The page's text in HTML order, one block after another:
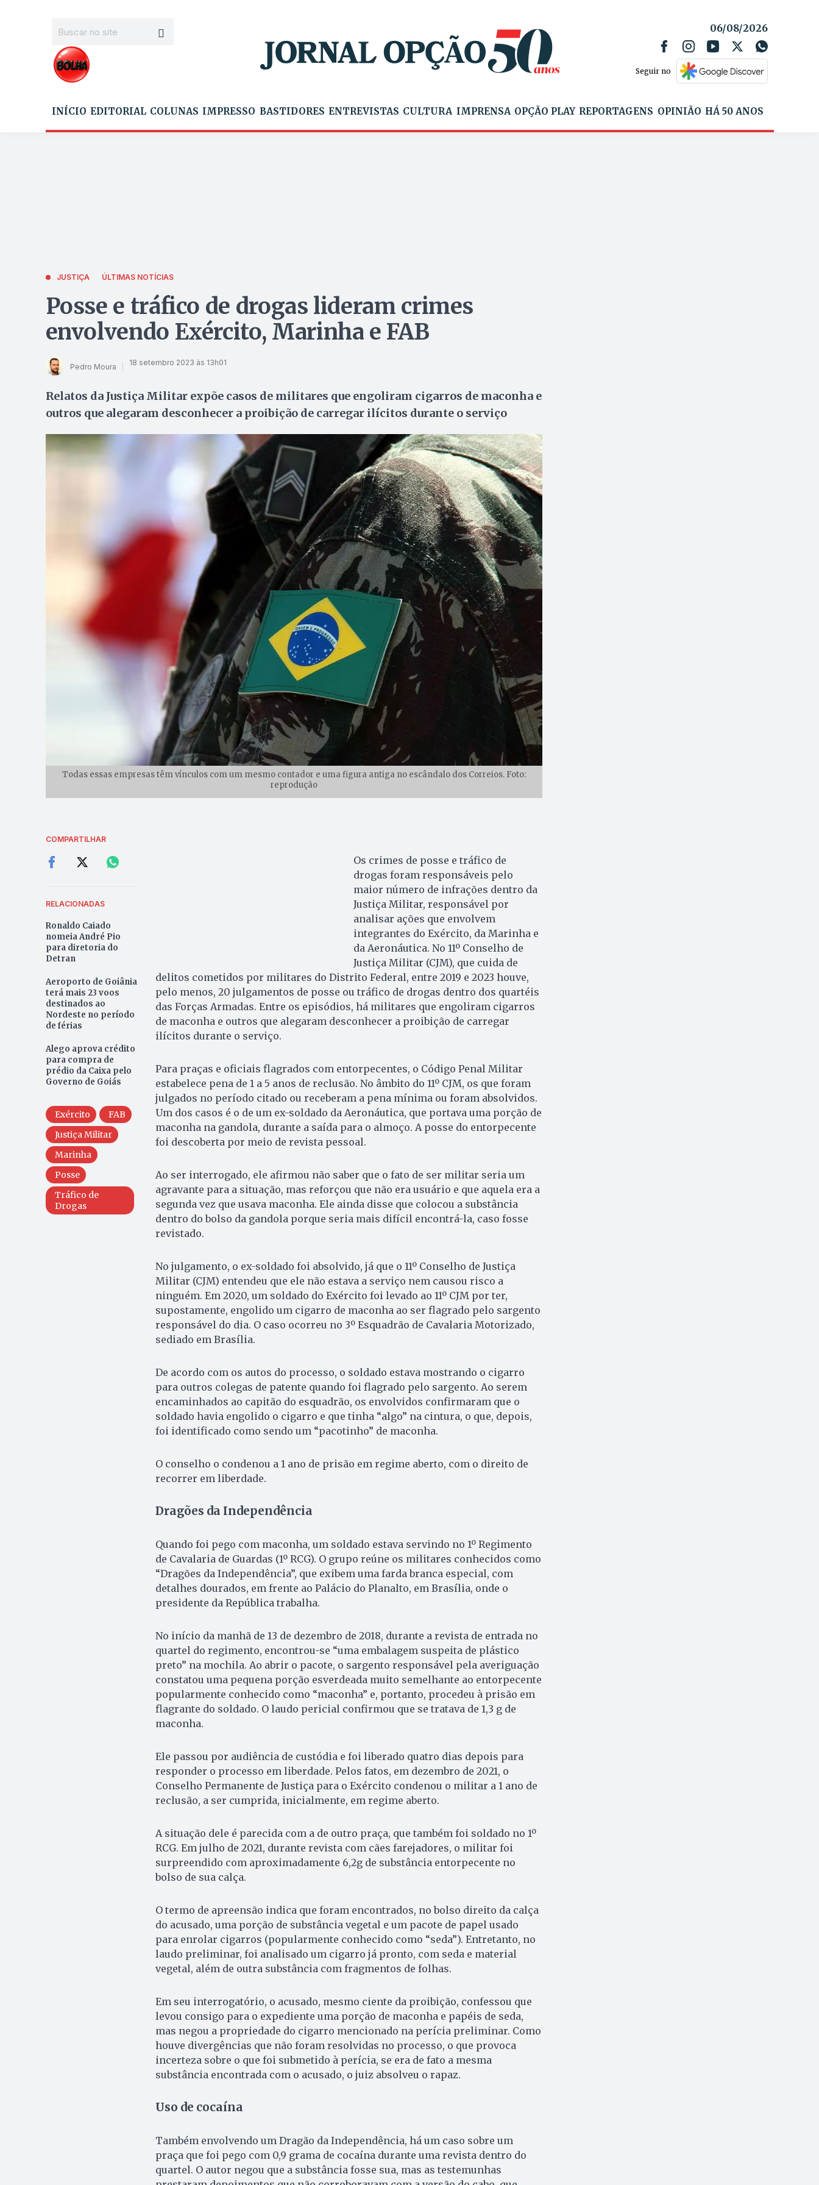
06/08/2026
Seguir no
INÍCIO EDITORIAL COLUNAS IMPRESSO BASTIDORES ENTREVISTAS CULTURA IMPRENSA OPÇÃO PLAY REPORTAGENS OPINIÃO HÁ 50 ANOS
JUSTIÇA ÚLTIMAS NOTÍCIAS
Posse e tráfico de drogas lideram crimes
envolvendo Exército, Marinha e FAB
Pedro Moura 18 setembro 2023 às 13h01
Relatos da Justiça Militar expõe casos de militares que engoliram cigarros de maconha e
outros que alegaram desconhecer a proibição de carregar ilícitos durante o serviço
Todas essas empresas têm vínculos com um mesmo contador e uma figura antiga no escândalo dos Correios. Foto:
reprodução
COMPARTILHAR
RELACIONADAS
Ronaldo Caiado
nomeia André Pio
para diretoria do
Detran
Aeroporto de Goiânia
terá mais 23 voos
destinados ao
Nordeste no período
de férias
Alego aprova crédito
para compra de
prédio da Caixa pelo
Governo de Goiás
Exército
FAB
Justiça Militar
Marinha
Posse
Tráfico de
Drogas
Os crimes de posse e tráfico de
drogas foram responsáveis pelo
maior número de infrações dentro da
Justiça Militar, responsável por
analisar ações que envolvem
integrantes do Exército, da Marinha e
da Aeronáutica. No 11º Conselho de
Justiça Militar (CJM), que cuida de
delitos cometidos por militares do Distrito Federal, entre 2019 e 2023 houve,
pelo menos, 20 julgamentos de posse ou tráfico de drogas dentro dos quartéis
das Forças Armadas. Entre os episódios, há militares que engoliram cigarros
de maconha e outros que alegaram desconhecer a proibição de carregar
ilícitos durante o serviço.
Para praças e oficiais flagrados com entorpecentes, o Código Penal Militar
estabelece pena de 1 a 5 anos de reclusão. No âmbito do 11º CJM, os que foram
julgados no período citado ou receberam a pena mínima ou foram absolvidos.
Um dos casos é o de um ex-soldado da Aeronáutica, que portava uma porção de
maconha na gandola, durante a saída para o almoço. A posse do entorpecente
foi descoberta por meio de revista pessoal.
Ao ser interrogado, ele afirmou não saber que o fato de ser militar seria um
agravante para a situação, mas reforçou que não era usuário e que aquela era a
segunda vez que usava maconha. Ele ainda disse que colocou a substância
dentro do bolso da gandola porque seria mais difícil encontrá-la, caso fosse
revistado.
No julgamento, o ex-soldado foi absolvido, já que o 11º Conselho de Justiça
Militar (CJM) entendeu que ele não estava a serviço nem causou risco a
ninguém. Em 2020, um soldado do Exército foi levado ao 11º CJM por ter,
supostamente, engolido um cigarro de maconha ao ser flagrado pelo sargento
responsável do dia. O caso ocorreu no 3º Esquadrão de Cavalaria Motorizado,
sediado em Brasília.
De acordo com os autos do processo, o soldado estava mostrando o cigarro
para outros colegas de patente quando foi flagrado pelo sargento. Ao serem
encaminhados ao capitão do esquadrão, os envolvidos confirmaram que o
soldado havia engolido o cigarro e que tinha “algo” na cintura, o que, depois,
foi identificado como sendo um “pacotinho” de maconha.
O conselho o condenou a 1 ano de prisão em regime aberto, com o direito de
recorrer em liberdade.
Dragões da Independência
Quando foi pego com maconha, um soldado estava servindo no 1º Regimento
de Cavalaria de Guardas (1º RCG). O grupo reúne os militares conhecidos como
“Dragões da Independência”, que exibem uma farda branca especial, com
detalhes dourados, em frente ao Palácio do Planalto, em Brasília, onde o
presidente da República trabalha.
No início da manhã de 13 de dezembro de 2018, durante a revista de entrada no
quartel do regimento, encontrou-se “uma embalagem suspeita de plástico
preto” na mochila. Ao abrir o pacote, o sargento responsável pela averiguação
constatou uma pequena porção esverdeada muito semelhante ao entorpecente
popularmente conhecido como “maconha” e, portanto, procedeu à prisão em
flagrante do soldado. O laudo pericial confirmou que se tratava de 1,3 g de
maconha.
Ele passou por audiência de custódia e foi liberado quatro dias depois para
responder o processo em liberdade. Pelos fatos, em dezembro de 2021, o
Conselho Permanente de Justiça para o Exército condenou o militar a 1 ano de
reclusão, a ser cumprida, inicialmente, em regime aberto.
A situação dele é parecida com a de outro praça, que também foi soldado no 1º
RCG. Em julho de 2021, durante revista com cães farejadores, o militar foi
surpreendido com aproximadamente 6,2g de substância entorpecente no
bolso de sua calça.
O termo de apreensão indica que foram encontrados, no bolso direito da calça
do acusado, uma porção de substância vegetal e um pacote de papel usado
para enrolar cigarros (popularmente conhecido como “seda”). Entretanto, no
laudo preliminar, foi analisado um cigarro já pronto, com seda e material
vegetal, além de outra substância com fragmentos de folhas.
Em seu interrogatório, o acusado, mesmo ciente da proibição, confessou que
levou consigo para o expediente uma porção de maconha e papéis de seda,
mas negou a propriedade do cigarro mencionado na perícia preliminar. Como
houve divergências que não foram resolvidas no processo, o que provoca
incerteza sobre o que foi submetido à perícia, se era de fato a mesma
substância encontrada com o acusado, o juiz absolveu o rapaz.
Uso de cocaína
Também envolvendo um Dragão da Independência, há um caso sobre um
praça que foi pego com 0,9 grama de cocaína durante uma revista dentro do
quartel. O autor negou que a substância fosse sua, mas as testemunhas